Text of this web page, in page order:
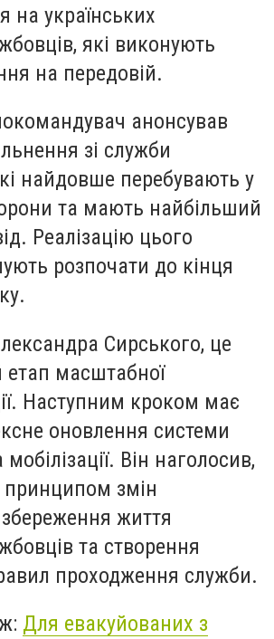
на українських
які виконують
на передовій.
анонсував
зі служби
найдовше перебувають у
та мають найбільший
Реалізацію цього
розпочати до кінця
Сирського, це
масштабної
Наступним кроком має
оновлення системи
Він наголосив,
змін
життя
та створення
проходження служби.
Для евакуйованих з